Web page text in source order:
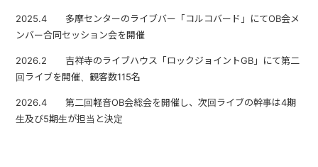
個人活動記録
2025.4 多摩センターのライブバー「コルコバード」にてOB会メ
ンバー合同セッション会を開催
2026.2 吉祥寺のライブハウス「ロックジョイントGB」にて第二
回ライブを開催、観客数115名
2026.4 第二回軽音OB会総会を開催し、次回ライブの幹事は4期
生及び5期生が担当と決定